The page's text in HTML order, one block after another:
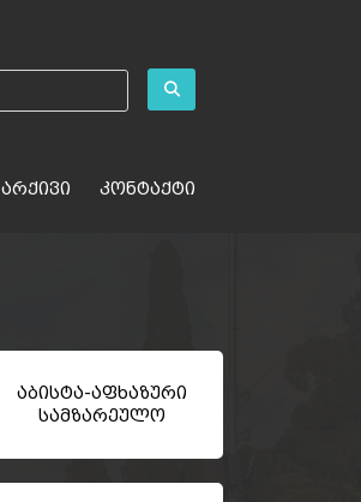
არქივი კონტაქტი
აბისტა-აფხაზური
სამზარეულო